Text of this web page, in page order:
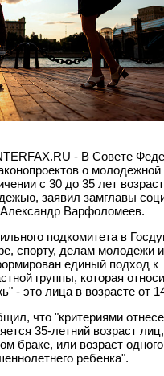
- В Совете
о
с 30 до 35 лет
заявил замглавы
Варфоломеев.
подкомитета в
спорту, делам молодежи
единый подход к
группы, которая
- это лица в возрасте от
что "критериями
35-летний возраст
браке, или возраст
ребенка".